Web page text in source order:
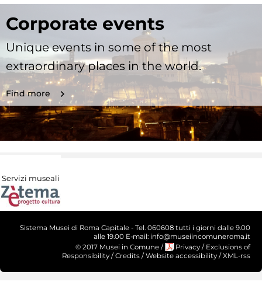
Corporate events
Unique events in some of the most
extraordinary places in the world.
Find more
Servizi museali
Sistema Musei di Roma Capitale - Tel. 060608 tutti i giorni dalle 9.00
alle 19.00 E-mail: info@museiincomuneroma.it
© 2017 Musei in Comune / Privacy / Exclusions of
Responsibility / Credits / Website accessibility / XML-rss